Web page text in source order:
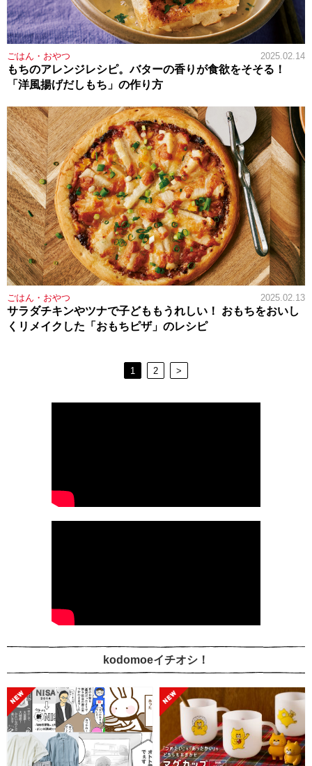
ごはん・おやつ 2025.02.14
もちのアレンジレシピ。バターの香りが食欲をそそる！
「洋風揚げだしもち」の作り方
ごはん・おやつ 2025.02.13
サラダチキンやツナで子どももうれしい！ おもちをおいし
くリメイクした「おもちピザ」のレシピ
1 2 >
kodomoeイチオシ！